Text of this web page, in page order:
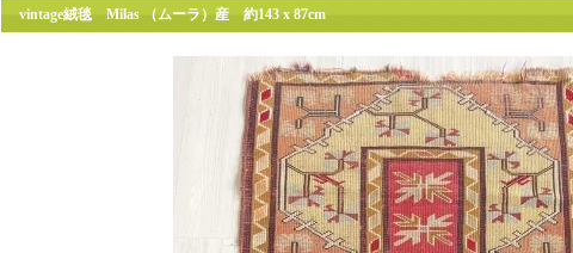
vintage絨毯 Milas （ムーラ）産 約143 x 87cm